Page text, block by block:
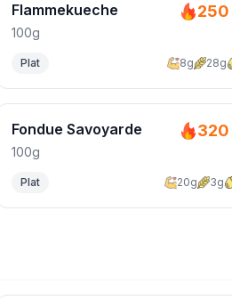
Flammekueche
100g
250
Plat 8g 28g
Fondue Savoyarde
100g
320
Plat 20g 3g